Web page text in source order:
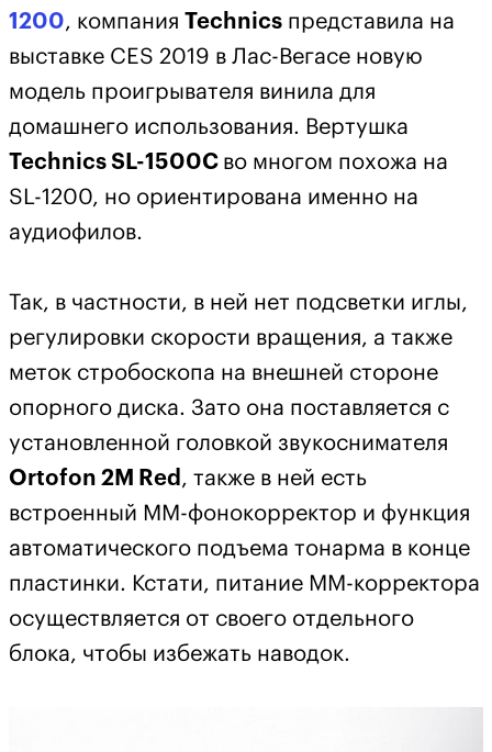
1200, компания Technics представила на
выставке CES 2019 в Лас-Вегасе новую
модель проигрывателя винила для
домашнего использования. Вертушка
Technics SL-1500C во многом похожа на
SL-1200, но ориентирована именно на
аудиофилов.
Так, в частности, в ней нет подсветки иглы,
регулировки скорости вращения, а также
меток стробоскопа на внешней стороне
опорного диска. Зато она поставляется с
установленной головкой звукоснимателя
Ortofon 2M Red , также в ней есть
встроенный ММ-фонокорректор и функция
автоматического подъема тонарма в конце
пластинки. Кстати, питание ММ-корректора
осуществляется от своего отдельного
блока, чтобы избежать наводок.